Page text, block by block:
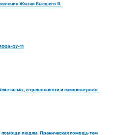
Жизни Высшего Я.
07-11
, отрешонности и самоконтроля.
помощи людям. Праническая помощь тем